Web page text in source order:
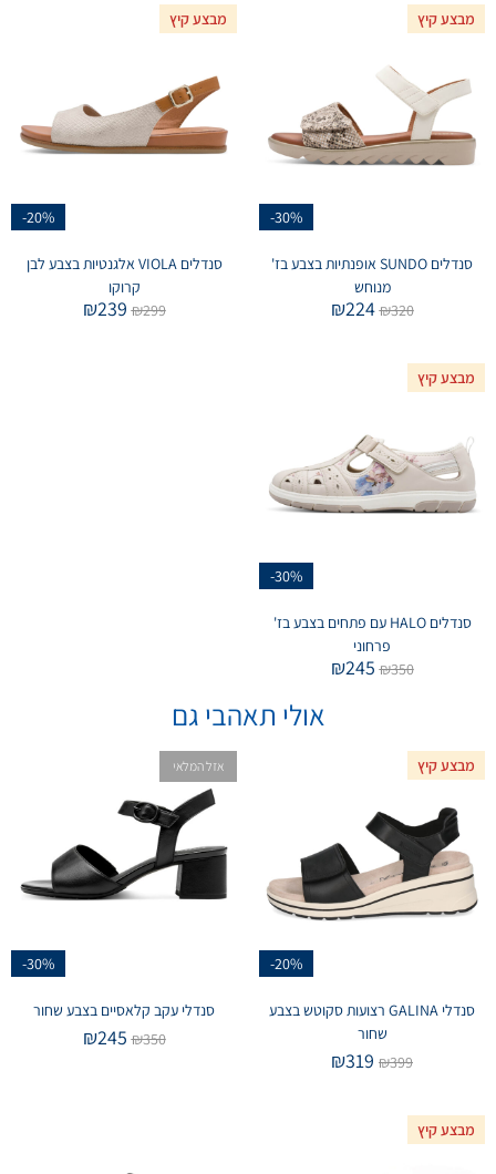
מבצע קיץ
-30%
סנדלים SUNDO אופנתיות בצבע בז'
מנוחש
₪320
₪224
מבצע קיץ
-20%
סנדלים VIOLA אלגנטיות בצבע לבן
קרוקו
₪299
₪239
מבצע קיץ
-30%
סנדלים HALO עם פתחים בצבע בז'
פרחוני
₪350
₪245
אולי תאהבי גם
מבצע קיץ
-20%
סנדלי GALINA רצועות סקוטש בצבע
שחור
₪399
₪319
-30%
אזל המלאי
סנדלי עקב קלאסיים בצבע שחור
₪350
₪245
מבצע קיץ